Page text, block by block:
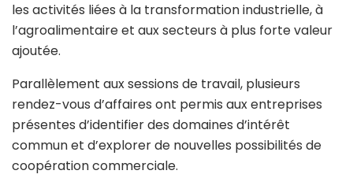
les activités liées à la transformation industrielle, à
l’agroalimentaire et aux secteurs à plus forte valeur
ajoutée.
Parallèlement aux sessions de travail, plusieurs
rendez-vous d’affaires ont permis aux entreprises
présentes d’identifier des domaines d’intérêt
commun et d’explorer de nouvelles possibilités de
coopération commerciale.